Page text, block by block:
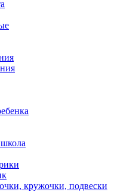
кружочки, подвески